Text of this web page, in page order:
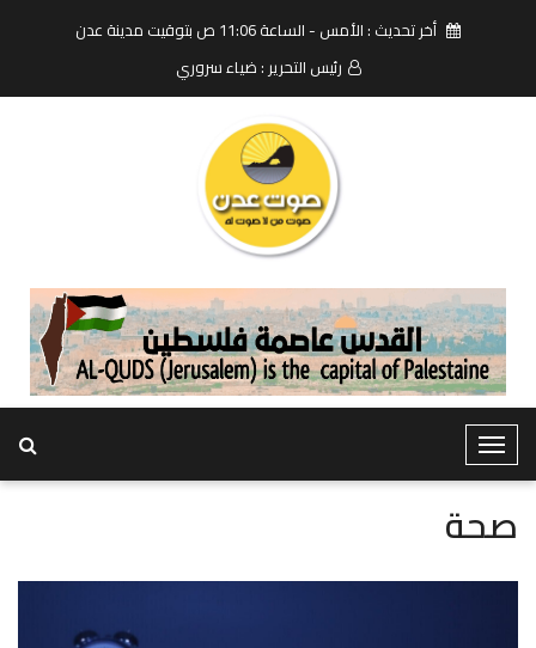
أخر تحديث : الأمس - الساعة 11:06 ص بتوقيت مدينة عدن
رئيس التحرير : ضياء سروري
T
o
g
صحة